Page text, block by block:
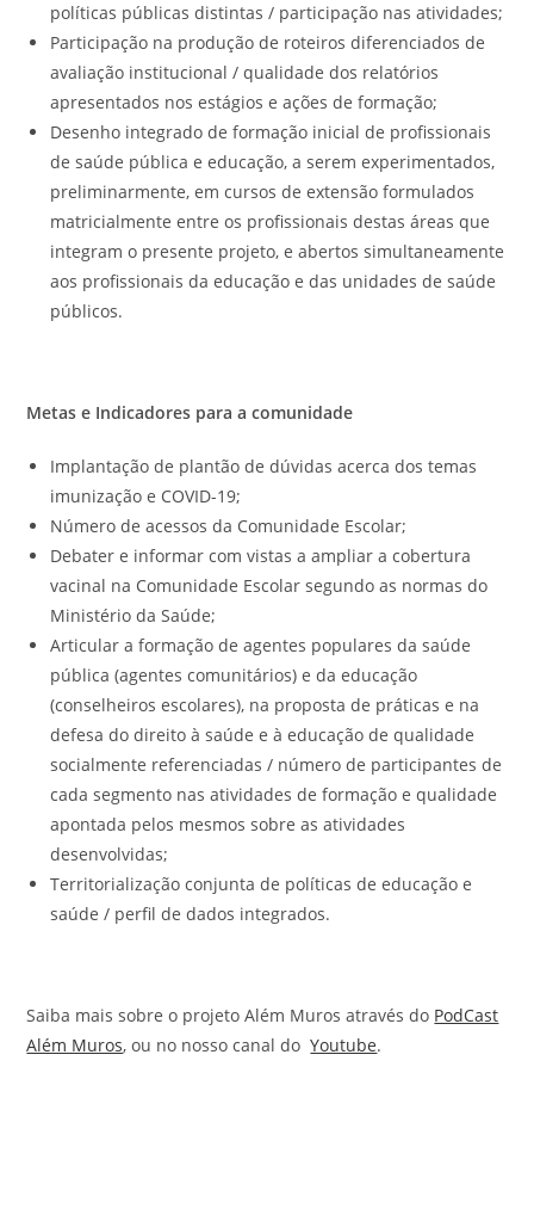
políticas públicas distintas / participação nas atividades;
Participação na produção de roteiros diferenciados de
avaliação institucional / qualidade dos relatórios
apresentados nos estágios e ações de formação;
Desenho integrado de formação inicial de profissionais
de saúde pública e educação, a serem experimentados,
preliminarmente, em cursos de extensão formulados
matricialmente entre os profissionais destas áreas que
integram o presente projeto, e abertos simultaneamente
aos profissionais da educação e das unidades de saúde
públicos.
Metas e Indicadores para a comunidade
Implantação de plantão de dúvidas acerca dos temas
imunização e COVID-19;
Número de acessos da Comunidade Escolar;
Debater e informar com vistas a ampliar a cobertura
vacinal na Comunidade Escolar segundo as normas do
Ministério da Saúde;
Articular a formação de agentes populares da saúde
pública (agentes comunitários) e da educação
(conselheiros escolares), na proposta de práticas e na
defesa do direito à saúde e à educação de qualidade
socialmente referenciadas / número de participantes de
cada segmento nas atividades de formação e qualidade
apontada pelos mesmos sobre as atividades
desenvolvidas;
Territorialização conjunta de políticas de educação e
saúde / perfil de dados integrados.
Saiba mais sobre o projeto Além Muros através do PodCast
Além Muros, ou no nosso canal doYoutube.